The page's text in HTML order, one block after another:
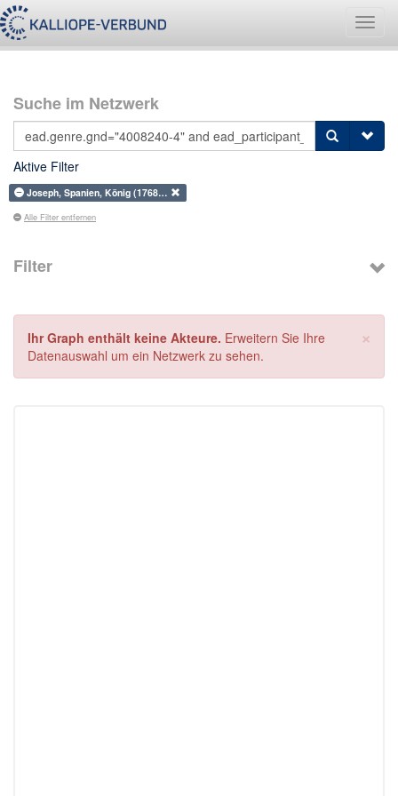
Suche im Netzwerk
Aktive Filter
Joseph, Spanien, König (1768…
Alle Filter entfernen
Filter
×
Ihr Graph enthält keine Akteure. Erweitern Sie Ihre
Datenauswahl um ein Netzwerk zu sehen.